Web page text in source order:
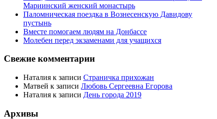
Мариинский женский монастырь
Паломническая поездка в Вознесенскую Давидову
пустынь
Вместе помогаем людям на Донбассе
Молебен перед экзаменами для учащихся
Свежие комментарии
Наталия к записи Страничка прихожан
Матвей к записи Любовь Сергеевна Егорова
Наталия к записи День города 2019
Архивы